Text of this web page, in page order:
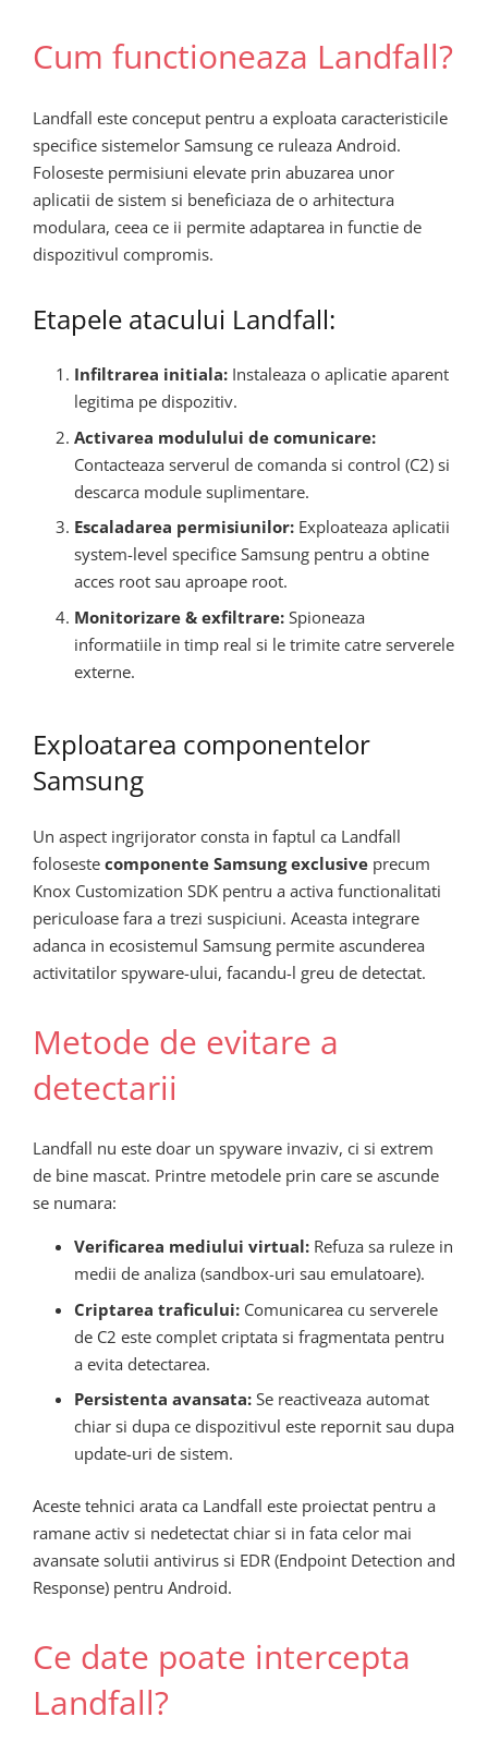
Cum functioneaza Landfall?
Landfall este conceput pentru a exploata caracteristicile
specifice sistemelor Samsung ce ruleaza Android.
Foloseste permisiuni elevate prin abuzarea unor
aplicatii de sistem si beneficiaza de o arhitectura
modulara, ceea ce ii permite adaptarea in functie de
dispozitivul compromis.
Etapele atacului Landfall:
Infiltrarea initiala:Instaleaza o aplicatie aparent
legitima pe dispozitiv.
Activarea modulului de comunicare:
Contacteaza serverul de comanda si control (C2) si
descarca module suplimentare.
Escaladarea permisiunilor:Exploateaza aplicatii
system-level specifice Samsung pentru a obtine
acces root sau aproape root.
Monitorizare & exfiltrare:Spioneaza
informatiile in timp real si le trimite catre serverele
externe.
Exploatarea componentelor
Samsung
Un aspect ingrijorator consta in faptul ca Landfall
foloseste componente Samsung exclusive precum
Knox Customization SDK pentru a activa functionalitati
periculoase fara a trezi suspiciuni. Aceasta integrare
adanca in ecosistemul Samsung permite ascunderea
activitatilor spyware-ului, facandu-l greu de detectat.
Metode de evitare a
detectarii
Landfall nu este doar un spyware invaziv, ci si extrem
de bine mascat. Printre metodele prin care se ascunde
se numara:
Verificarea mediului virtual:Refuza sa ruleze in
medii de analiza (sandbox-uri sau emulatoare).
Criptarea traficului:Comunicarea cu serverele
de C2 este complet criptata si fragmentata pentru
a evita detectarea.
Persistenta avansata:Se reactiveaza automat
chiar si dupa ce dispozitivul este repornit sau dupa
update-uri de sistem.
Aceste tehnici arata ca Landfall este proiectat pentru a
ramane activ si nedetectat chiar si in fata celor mai
avansate solutii antivirus si EDR (Endpoint Detection and
Response) pentru Android.
Ce date poate intercepta
Landfall?